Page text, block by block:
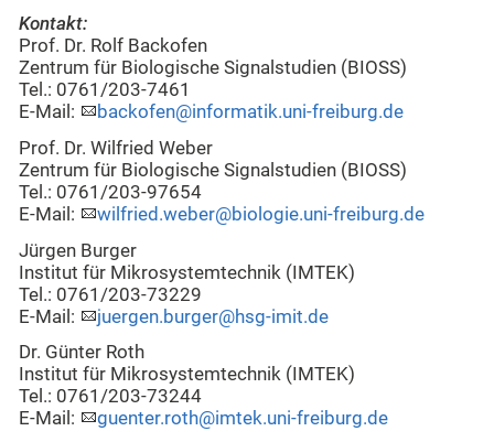
Kontakt:
Prof. Dr. Rolf Backofen
Zentrum für Biologische Signalstudien (BIOSS)
Tel.: 0761/203-7461
E-Mail:
backofen@informatik.uni-freiburg.de
Prof. Dr. Wilfried Weber
Zentrum für Biologische Signalstudien (BIOSS)
Tel.: 0761/203-97654
E-Mail:
wilfried.weber@biologie.uni-freiburg.de
Jürgen Burger
Institut für Mikrosystemtechnik (IMTEK)
Tel.: 0761/203-73229
E-Mail:
juergen.burger@hsg-imit.de
Dr. Günter Roth
Institut für Mikrosystemtechnik (IMTEK)
Tel.: 0761/203-73244
E-Mail:
guenter.roth@imtek.uni-freiburg.de